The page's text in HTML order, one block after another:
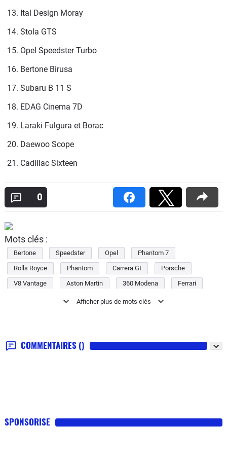
13. Ital Design Moray
14. Stola GTS
15. Opel Speedster Turbo
16. Bertone Birusa
17. Subaru B 11 S
18. EDAG Cinema 7D
19. Laraki Fulgura et Borac
20. Daewoo Scope
21. Cadillac Sixteen
0
Mots clés :
Bertone Speedster Opel
Phantom 7
Rolls Royce
Phantom Carrera Gt
Porsche
V8 Vantage
Aston Martin 360 Modena
Ferrari
Fulgura Laraki Scope
Daewoo
Astra Gtc Concept
Vcc Volvo Nuvolari
Audi
COMMENTAIRES ()
SPONSORISE